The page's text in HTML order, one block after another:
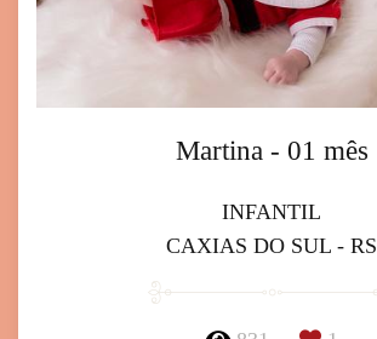
Martina - 01 mês
INFANTIL
CAXIAS DO SUL - RS